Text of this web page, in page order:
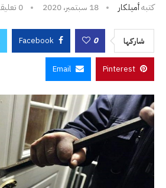
كتبهأميلكار 18 سبتمبر، 2020 0 تعليقات
شاركها 0
Facebook
Pinterest
Email